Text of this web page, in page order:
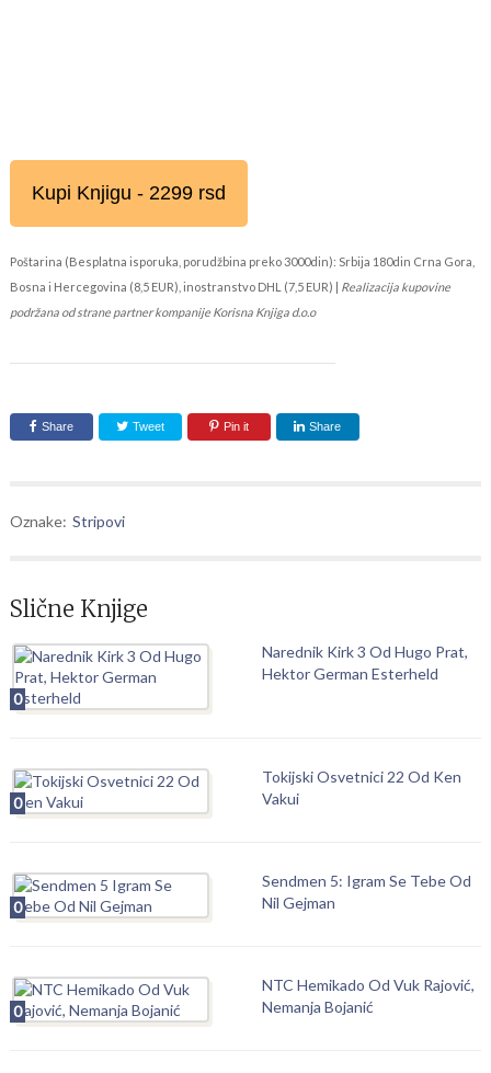
Kupi Knjigu - 2299 rsd
Poštarina (Besplatna isporuka, porudžbina preko 3000din): Srbija 180din Crna Gora,
Bosna i Hercegovina (8,5 EUR), inostranstvo DHL (7,5 EUR) | Realizacija kupovine
podržana od strane partner kompanije Korisna Knjiga d.o.o
Share Tweet Pin it Share
Oznake: Stripovi
Slične Knjige
0
Narednik Kirk 3 Od Hugo Prat,
Hektor German Esterheld
0
Tokijski Osvetnici 22 Od Ken
Vakui
0
Sendmen 5: Igram Se Tebe Od
Nil Gejman
0
NTC Hemikado Od Vuk Rajović,
Nemanja Bojanić